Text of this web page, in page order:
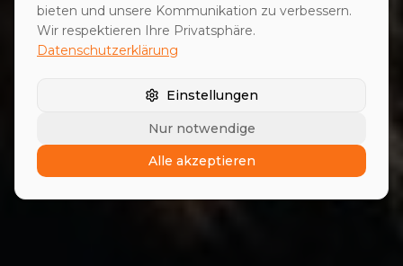
bieten und unsere Kommunikation zu verbessern.
Wir respektieren Ihre Privatsphäre.
Datenschutzerklärung
Einstellungen
Nur notwendige
Alle akzeptieren